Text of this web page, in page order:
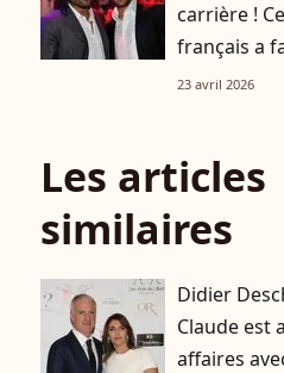
carrière !
français a
biochimie
23 avril 2026
Les articles
similaires
Didier
Claude est
affaires